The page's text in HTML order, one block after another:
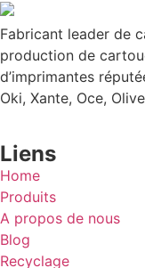
Fabricant leader de
production de
d’imprimantes
Oki, Xante, Oce,
Liens
Home
Produits
A propos de nous
Blog
Recyclage